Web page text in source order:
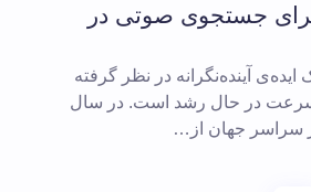
جستجوی صوتی در
آینده‌نگرانه در نظر گرفته
سرعت در حال رشد است. در سال